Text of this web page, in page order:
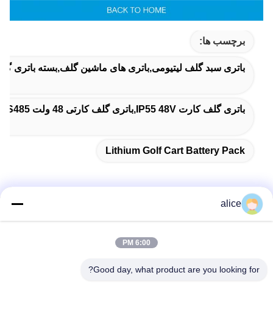
برچسب ها:
باتری سبد گلف لیتیومی,باتری های ماشین گلف,بسته باتری
باتری گلف کارت IP55 48V,باتری گلف کارتی 48 ولت RS232,RS485 باتری های گلف کارت لیتیوم 48v
Lithium Golf Cart Battery Pack
جاده پنجم فویوان، پارک صنعتی باتری لیتیوم، منطقه تکنولوژی بالا،
alice
6:00 PM
Good day, what product are you looking for?